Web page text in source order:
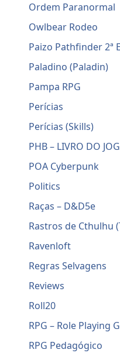
Ordem Paranormal
Owlbear Rodeo
Paizo Pathfinder 2ª
Paladino (Paladin)
Pampa RPG
Perícias
Perícias (Skills)
PHB – LIVRO DO
POA Cyberpunk
Politics
Raças – D&D5e
Rastros de Cthulhu
Ravenloft
Regras Selvagens
Reviews
Roll20
RPG – Role Playing
RPG Pedagógico